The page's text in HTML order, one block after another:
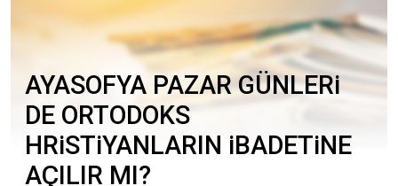
AYASOFYA PAZAR GÜNLERi
DE ORTODOKS
HRiSTiYANLARIN iBADETiNE
AÇILIR MI?